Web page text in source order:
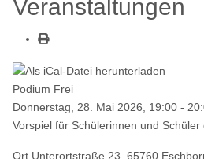
Veranstaltungen
Podium Frei
Donnerstag, 28. Mai 2026, 19:00 -
Vorspiel für Schülerinnen und Schüler
Ort Unterortstraße 23, 65760